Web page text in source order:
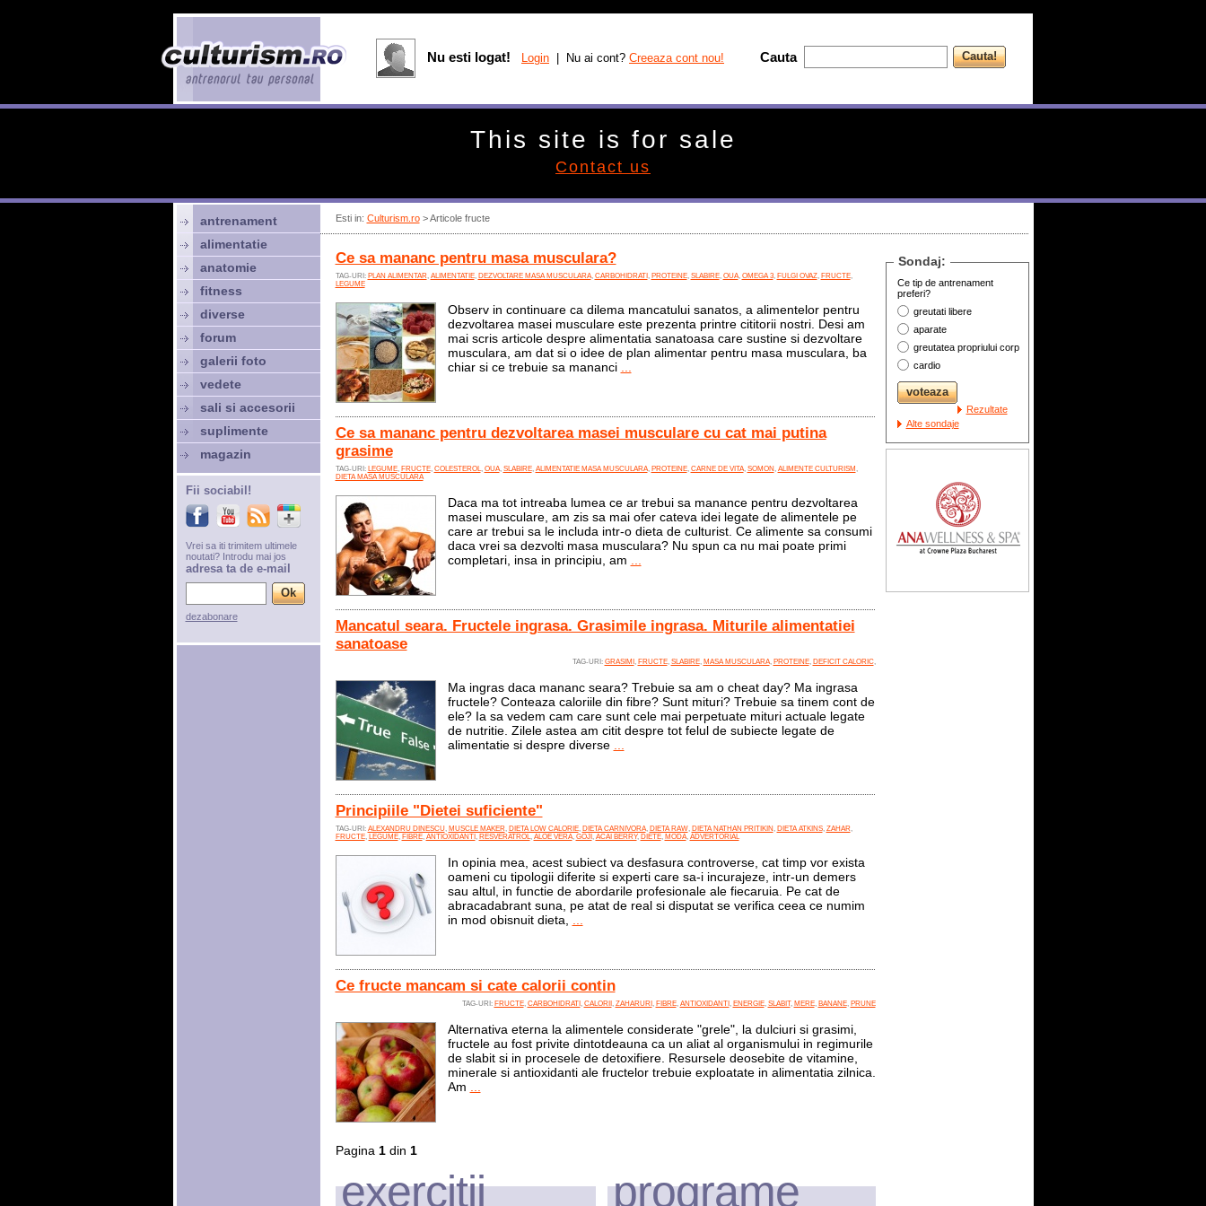
Esti in: Culturism.ro> Articole fructe
Ce sa mananc pentru masa musculara?
TAG-URI: PLAN ALIMENTAR, ALIMENTATIE, DEZVOLTARE MASA MUSCULARA, CARBOHIDRATI , PROTEINE, SLABIRE, OUA, OMEGA 3, FULGI OVAZ, FRUCTE,
LEGUME
Observ in continuare ca dilema mancatului sanatos, a alimentelor pentru
dezvoltarea masei musculare este prezenta printre cititorii nostri. Desi am
mai scris articole despre alimentatia sanatoasa care sustine si dezvoltare
musculara, am dat si o idee de plan alimentar pentru masa musculara, ba
chiar si ce trebuie sa mananci
Ce sa mananc pentru dezvoltarea masei musculare cu cat mai putina
grasime
TAG-URI: LEGUME, FRUCTE, COLESTEROL, OUA, SLABIRE, ALIMENTATIE MASA MUSCULARA, PROTEINE, CARNE DE VITA, SOMON, ALIMENTE CULTURISM,
DIETA MASA MUSCULARA
Daca ma tot intreaba lumea ce ar trebui sa manance pentru dezvoltarea
masei musculare, am zis sa mai ofer cateva idei legate de alimentele pe
care ar trebui sa le includa intr-o dieta de culturist. Ce alimente sa consumi
daca vrei sa dezvolti masa musculara? Nu spun ca nu mai poate primi
completari, insa in principiu, am
Mancatul seara. Fructele ingrasa. Grasimile ingrasa. Miturile alimentatiei
sanatoase
TAG-URI: GRASIMI , FRUCTE, SLABIRE, MASA MUSCULARA, PROTEINE, DEFICIT CALORIC,
Ma ingras daca mananc seara? Trebuie sa am o cheat day? Ma ingrasa
fructele? Conteaza caloriile din fibre? Sunt mituri? Trebuie sa tinem cont de
ele? Ia sa vedem cam care sunt cele mai perpetuate mituri actuale legate
de nutritie. Zilele astea am citit despre tot felul de subiecte legate de
alimentatie si despre diverse
Principiile "Dietei suficiente"
TAG-URI: ALEXANDRU DINESCU, MUSCLE MAKER, DIETA LOW CALORIE, DIETA CARNIVORA, DIETA RAW, DIETA NATHAN PRITIKIN, DIETA ATKINS, ZAHAR,
FRUCTE, LEGUME, FIBRE, ANTIOXIDANTI , RESVERATROL, ALOE VERA, GOJI , ACAI BERRY, DIETE, MODA, ADVERTORIAL
In opinia mea, acest subiect va desfasura controverse, cat timp vor exista
oameni cu tipologii diferite si experti care sa-i incurajeze, intr-un demers
sau altul, in functie de abordarile profesionale ale fiecaruia. Pe cat de
abracadabrant suna, pe atat de real si disputat se verifica ceea ce numim
in mod obisnuit dieta,
Ce fructe mancam si cate calorii contin
TAG-URI: FRUCTE, CARBOHIDRATI , CALORII , ZAHARURI , FIBRE, ANTIOXIDANTI , ENERGIE, SLABIT, MERE, BANANE, PRUNE
Alternativa eterna la alimentele considerate "grele", la dulciuri si grasimi,
fructele au fost privite dintotdeauna ca un aliat al organismului in regimurile
de slabit si in procesele de detoxifiere. Resursele deosebite de vitamine,
minerale si antioxidanti ale fructelor trebuie exploatate in alimentatia zilnica.
Am
Pagina 1din 1
Sondaj:
Ce tip de antrenament
preferi?
greutati libere
aparate
greutatea propriului corp
cardio
Rezultate
Alte sondaje
exercitii programe
antrenament
alimentatie
anatomie
fitness
diverse
forum
galerii foto
vedete
sali si accesorii
suplimente
magazin
Fii sociabil!
Vrei sa iti trimitem ultimele
noutati? Introdu mai jos
adresa ta de e-mail
dezabonare
Nu esti logat! Login | Nu ai cont? Creeaza cont nou! Cauta
This site is for sale
Contact us